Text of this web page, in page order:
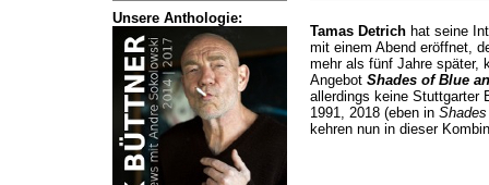
Unsere Anthologie:
Tamas Detrichhat seine
mit einem Abend eröffnet,
mehr als fünf Jahre später,
Angebot Shades of Blue
allerdings keine Stuttgarter
1991, 2018 (eben in
kehren nun in dieser